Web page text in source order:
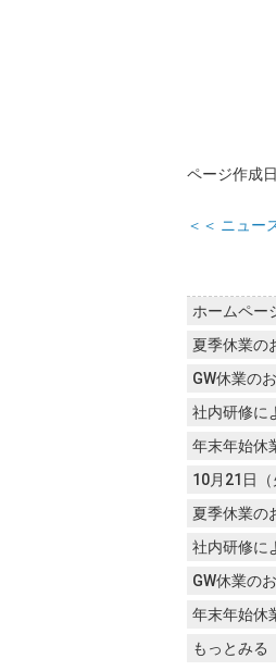
ページ作成
＜＜ ニュー
ホームペー
夏季休業の
GW休業の
社内研修に
年末年始休
10月21日
夏季休業の
社内研修に
GW休業の
年末年始休
もっとみる